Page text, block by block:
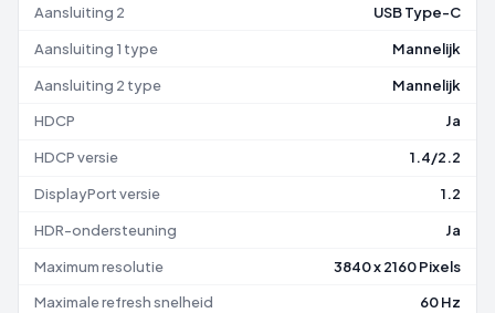
Aansluiting 2 USB Type-C
Aansluiting 1 type Mannelijk
Aansluiting 2 type Mannelijk
HDCP Ja
HDCP versie 1.4/2.2
DisplayPort versie 1.2
HDR-ondersteuning Ja
Maximum resolutie 3840 x 2160 Pixels
Maximale refresh snelheid 60 Hz